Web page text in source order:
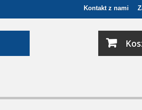
Kontakt z nami